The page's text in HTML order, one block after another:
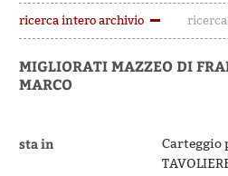
ricerca intero archivio
MIGLIORATI MAZZEO DI
MARCO
sta in
Carteggio